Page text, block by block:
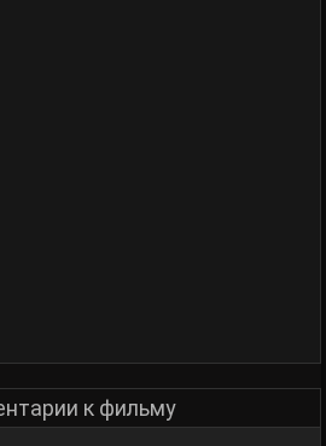
к фильму